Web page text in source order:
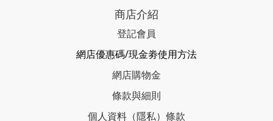
商店介紹
登記會員
網店優惠碼/現金劵使用方法
網店購物金
條款與細則
個人資料（隱私）條款